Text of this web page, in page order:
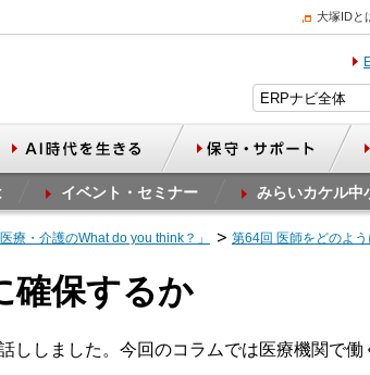
大塚IDと
イベント・セミナー みらいカケル中
療・介護のWhat do you think？」 第64回 医師をどのよ
確保するか
ししました。今回のコラムでは医療機関で